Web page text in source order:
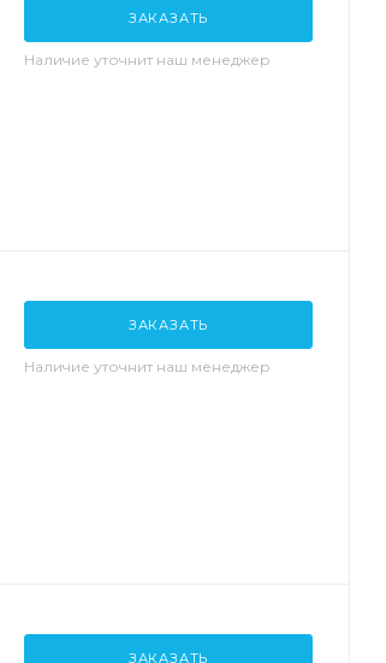
ЗАКАЗАТЬ
Наличие уточнит наш менеджер
ЗАКАЗАТЬ
Наличие уточнит наш менеджер
ЗАКАЗАТЬ